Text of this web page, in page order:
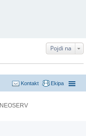
Pojdi na
Ekipa
Kontakt
NEOSERV